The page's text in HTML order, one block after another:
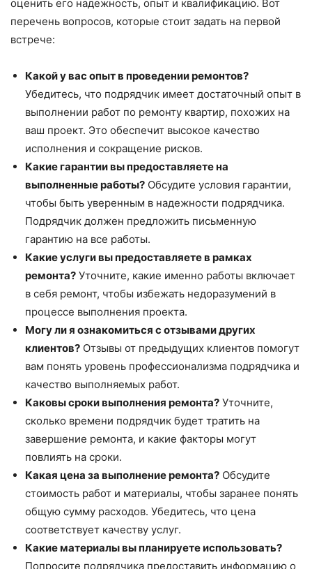
оценить его надежность, опыт и квалификацию. Вот
перечень вопросов, которые стоит задать на первой
встрече:
Какой у вас опыт в проведении ремонтов?
Убедитесь, что подрядчик имеет достаточный опыт в
выполнении работ по ремонту квартир, похожих на
ваш проект. Это обеспечит высокое качество
исполнения и сокращение рисков.
Какие гарантии вы предоставляете на
выполненные работы? Обсудите условия гарантии,
чтобы быть уверенным в надежности подрядчика.
Подрядчик должен предложить письменную
гарантию на все работы.
Какие услуги вы предоставляете в рамках
ремонта? Уточните, какие именно работы включает
в себя ремонт, чтобы избежать недоразумений в
процессе выполнения проекта.
Могу ли я ознакомиться с отзывами других
клиентов? Отзывы от предыдущих клиентов помогут
вам понять уровень профессионализма подрядчика и
качество выполняемых работ.
Каковы сроки выполнения ремонта? Уточните,
сколько времени подрядчик будет тратить на
завершение ремонта, и какие факторы могут
повлиять на сроки.
Какая цена за выполнение ремонта? Обсудите
стоимость работ и материалы, чтобы заранее понять
общую сумму расходов. Убедитесь, что цена
соответствует качеству услуг.
Какие материалы вы планируете использовать?
Попросите подрядчика предоставить информацию о